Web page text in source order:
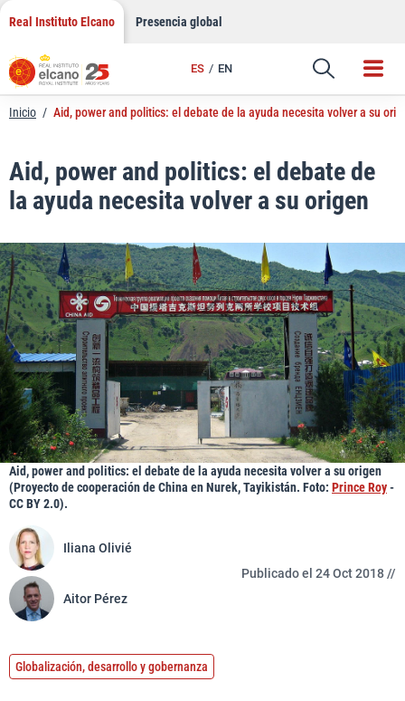
Saltar
contenido
Real Instituto Elcano Presencia global
ES EN
Enlace
Inicio / Aid, power and politics: el debate de la ayuda necesita volver a su
Aid, power and politics: el debate de
la ayuda necesita volver a su origen
Aid, power and politics: el debate de la ayuda necesita volver a su origen
(Proyecto de cooperación de China en Nurek, Tayikistán. Foto: Prince Roy-
CC BY 2.0).
Iliana Olivié
Aitor Pérez
Publicado el 24 Oct 2018 //
Globalización, desarrollo y gobernanza